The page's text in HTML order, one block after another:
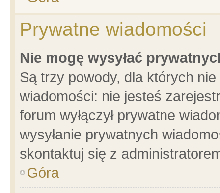
Prywatne wiadomości
Nie mogę wysyłać
Są trzy powody, dla których
wiadomości: nie jesteś
forum wyłączył prywatne
wysyłanie prywatnych
skontaktuj się z
Góra